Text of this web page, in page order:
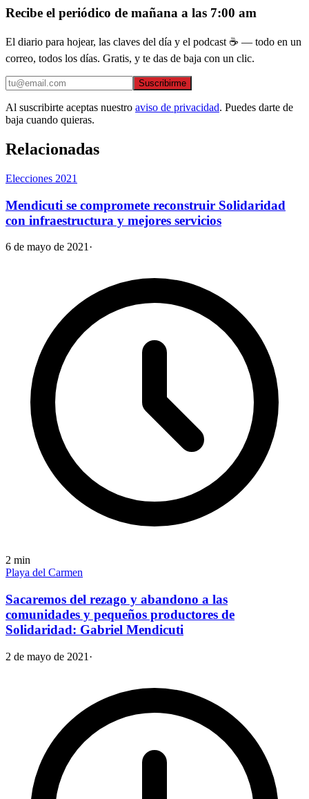
Recibe el periódico de mañana a las 7:00 am
El diario para hojear, las claves del día y el podcast ☕ — todo en un
correo, todos los días. Gratis, y te das de baja con un clic.
Suscribirme
Al suscribirte aceptas nuestro aviso de privacidad. Puedes darte de
baja cuando quieras.
Relacionadas
Elecciones 2021
Mendicuti se compromete reconstruir Solidaridad
con infraestructura y mejores servicios
6 de mayo de 2021 ·
2 min
Playa del Carmen
Sacaremos del rezago y abandono a las
comunidades y pequeños productores de
Solidaridad: Gabriel Mendicuti
2 de mayo de 2021 ·